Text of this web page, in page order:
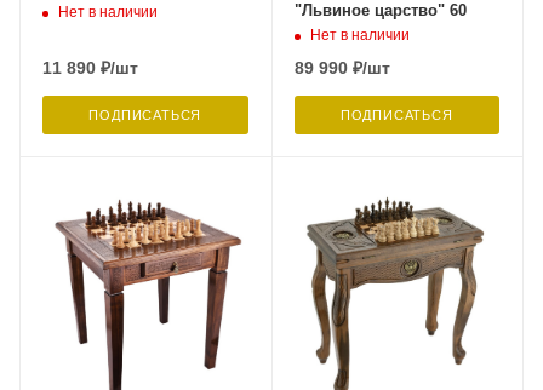
Нет в наличии
11 890 ₽/шт
ПОДПИСАТЬСЯ
"Львиное царство" 60
Нет в наличии
89 990₽/шт
ПОДПИСАТЬСЯ